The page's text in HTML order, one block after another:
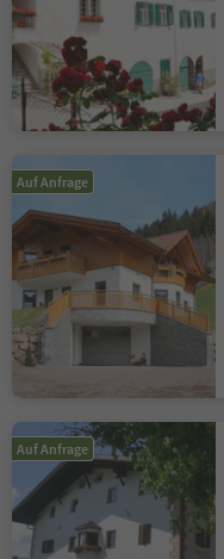
Auf Anfrage
Auf Anfrage